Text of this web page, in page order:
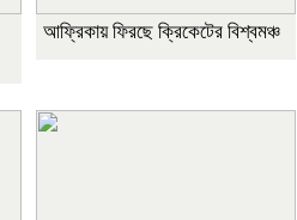
আফ্রিকায় ফিরছে ক্রিকেটের বিশ্বমঞ্চ